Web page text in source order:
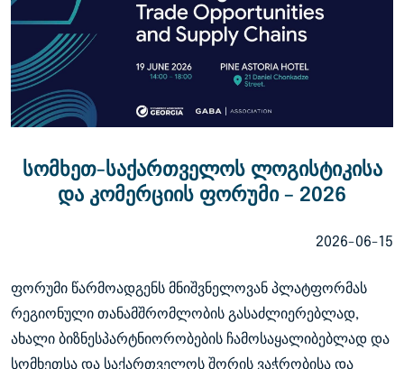
სომხეთ-საქართველოს ლოგისტიკისა
და კომერციის ფორუმი – 2026
2026-06-15
ფორუმი წარმოადგენს მნიშვნელოვან პლატფორმას
რეგიონული თანამშრომლობის გასაძლიერებლად,
ახალი ბიზნესპარტნიორობების ჩამოსაყალიბებლად და
სომხეთსა და საქართველოს შორის ვაჭრობისა და